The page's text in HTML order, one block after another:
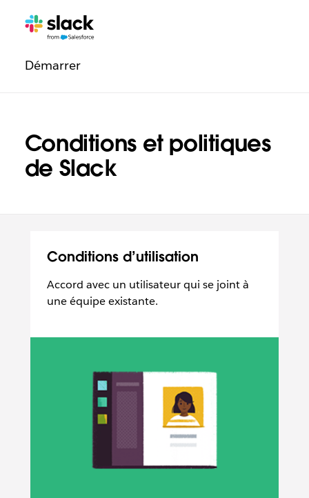
Conditions et politiques
de Slack
Navigation
légale
Pages
Démarrersupplémentaires
Conditions d’utilisation
Accord avec un utilisateur qui se joint à
une équipe existante.